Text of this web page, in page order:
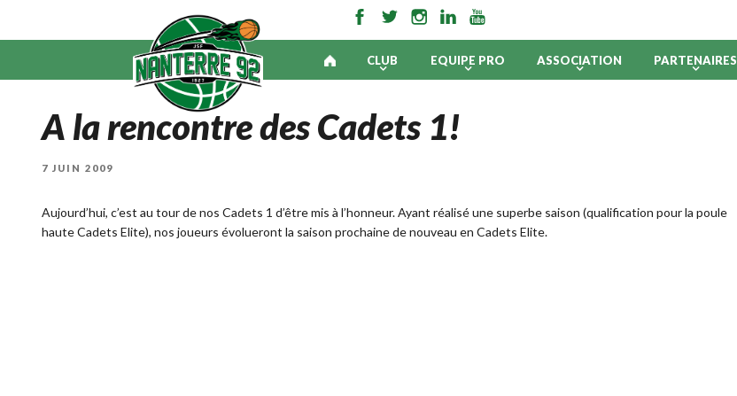
CLUB EQUIPE PRO ASSOCIATION PARTENAIRES
A la rencontre des Cadets 1!
PUBLIÉ
7 JUIN 2009
Aujourd’hui, c’est au tour de nos Cadets 1 d’être mis à l’honneur. Ayant réalisé une superbe saison (qualification pour la poule
haute Cadets Elite), nos joueurs évolueront la saison prochaine de nouveau en Cadets Elite.